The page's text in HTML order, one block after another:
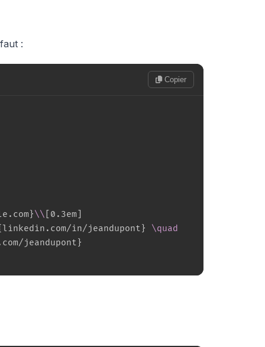
:
Copier
}\\ 0.3em
linkedin.com/in/jeandupont }
\quad
jeandupont }